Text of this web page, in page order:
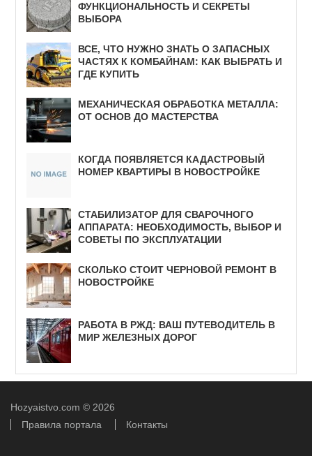
ФУНКЦИОНАЛЬНОСТЬ И СЕКРЕТЫ
ВЫБОРА
ВСЕ, ЧТО НУЖНО ЗНАТЬ О ЗАПАСНЫХ
ЧАСТЯХ К КОМБАЙНАМ: КАК ВЫБРАТЬ И
ГДЕ КУПИТЬ
МЕХАНИЧЕСКАЯ ОБРАБОТКА МЕТАЛЛА:
ОТ ОСНОВ ДО МАСТЕРСТВА
КОГДА ПОЯВЛЯЕТСЯ КАДАСТРОВЫЙ
НОМЕР КВАРТИРЫ В НОВОСТРОЙКЕ
СТАБИЛИЗАТОР ДЛЯ СВАРОЧНОГО
АППАРАТА: НЕОБХОДИМОСТЬ, ВЫБОР И
СОВЕТЫ ПО ЭКСПЛУАТАЦИИ
СКОЛЬКО СТОИТ ЧЕРНОВОЙ РЕМОНТ В
НОВОСТРОЙКЕ
РАБОТА В РЖД: ВАШ ПУТЕВОДИТЕЛЬ В
МИР ЖЕЛЕЗНЫХ ДОРОГ
Hozyaistvo.com © 2026
Правила портала
Контакты